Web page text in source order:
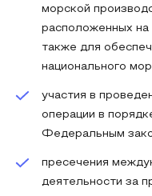
морской
расположенных
также для
национального
участия в
операции в
Федеральным
пресечения
деятельности за